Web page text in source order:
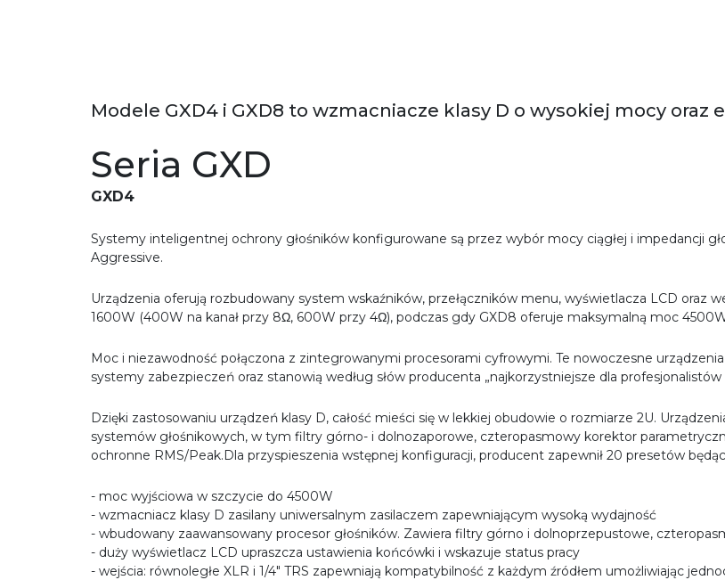
Modele GXD4 i GXD8 to wzmacniacze klasy D o wysokiej mocy
Seria GXD
GXD4
Systemy inteligentnej ochrony głośników konfigurowane są przez wybór mocy ciągłej i impedancji
Aggressive.
Urządzenia oferują rozbudowany system wskaźników, przełączników menu, wyświetlacza LCD oraz
1600W (400W na kanał przy 8Ω, 600W przy 4Ω), podczas gdy GXD8 oferuje maksymalną moc
Moc i niezawodność połączona z zintegrowanymi procesorami cyfrowymi. Te nowoczesne
systemy zabezpieczeń oraz stanowią według słów producenta „najkorzystniejsze dla
Dzięki zastosowaniu urządzeń klasy D, całość mieści się w lekkiej obudowie o rozmiarze 2U.
systemów głośnikowych, w tym filtry górno- i dolnozaporowe, czteropasmowy korektor
ochronne RMS/Peak.Dla przyspieszenia wstępnej konfiguracji, producent zapewnił 20 presetów
- moc wyjściowa w szczycie do 4500W
- wzmacniacz klasy D zasilany uniwersalnym zasilaczem zapewniającym wysoką wydajność
- wbudowany zaawansowany procesor głośników. Zawiera filtry górno i dolnoprzepustowe,
- duży wyświetlacz LCD upraszcza ustawienia końcówki i wskazuje status pracy
- wejścia: równoległe XLR i 1/4" TRS zapewniają kompatybilność z każdym źródłem umożliwiając